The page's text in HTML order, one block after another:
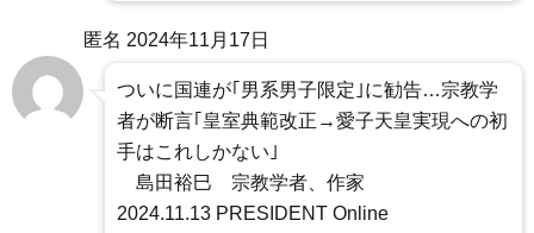
匿名 2024年11月17日
ついに国連が｢男系男子限定｣に勧告…宗教学
者が断言｢皇室典範改正→愛子天皇実現への初
手はこれしかない｣
島田裕巳 宗教学者、作家
2024.11.13 PRESIDENT Online